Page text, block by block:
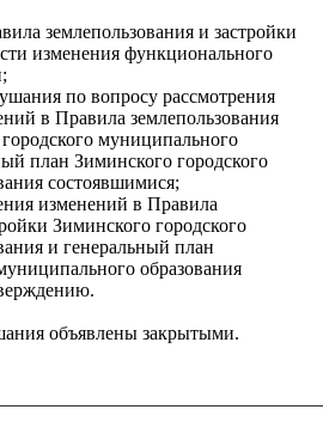
землепользования и застройки
изменения функционального
по вопросу рассмотрения
в Правила землепользования
муниципального
план Зиминского городского
состоявшимися;
изменений в Правила
Зиминского городского
и генеральный план
образования
объявлены закрытыми.